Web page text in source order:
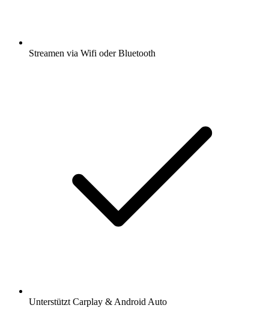
Streamen via Wifi oder Bluetooth
Unterstützt Carplay & Android Auto